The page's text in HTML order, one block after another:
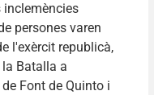
inclemències
persones varen
l'exèrcit republicà,
Batalla a
Font de Quinto i